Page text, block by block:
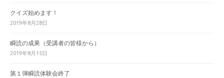
クイズ始めます！
2019年8月28日
瞬読の成果（受講者の皆様から）
2019年8月15日
第１弾瞬読体験会終了